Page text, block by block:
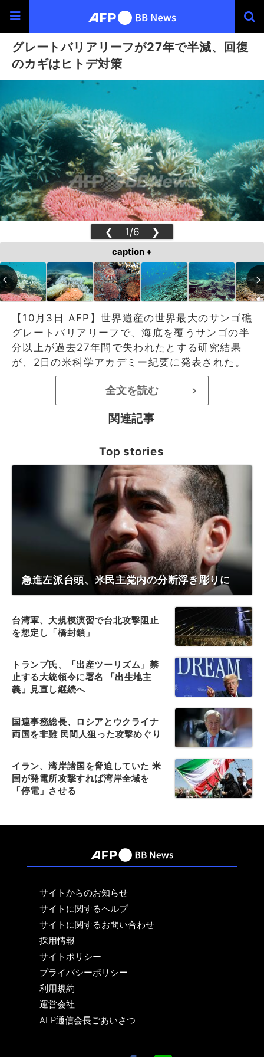
グレートバリアリーフが27年で半減、回復
のカギはヒトデ対策
❮ 1/6 ❯
caption +
【10月3日 AFP】世界遺産の世界最大のサンゴ礁
グレートバリアリーフで、海底を覆うサンゴの半
分以上が過去27年間で失われたとする研究結果
が、2日の米科学アカデミー紀要に発表された。
全文を読む >
関連記事
Top stories
急進左派台頭、米民主党内の分断浮き彫りに
台湾軍、大規模演習で台北攻撃阻止
を想定し「橋封鎖」
トランプ氏、「出産ツーリズム」禁
止する大統領令に署名 「出生地主
義」見直し継続へ
国連事務総長、ロシアとウクライナ
両国を非難 民間人狙った攻撃めぐり
イラン、湾岸諸国を脅迫していた 米
国が発電所攻撃すれば湾岸全域を
「停電」させる
サイトからのお知らせ
サイトに関するヘルプ
サイトに関するお問い合わせ
採用情報
サイトポリシー
プライバシーポリシー
利用規約
運営会社
AFP通信会長ごあいさつ